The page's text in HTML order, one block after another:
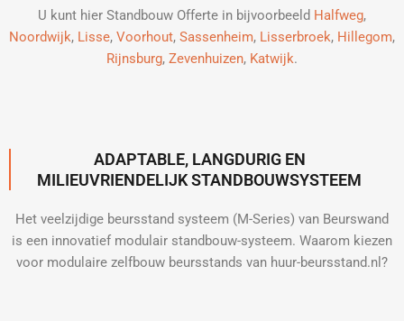
U kunt hier Standbouw Offerte in bijvoorbeeld Halfweg,
Noordwijk, Lisse, Voorhout, Sassenheim, Lisserbroek, Hillegom,
Rijnsburg, Zevenhuizen, Katwijk.
ADAPTABLE, LANGDURIG EN
MILIEUVRIENDELIJK STANDBOUWSYSTEEM
Het veelzijdige beursstand systeem (M-Series) van Beurswand
is een innovatief modulair standbouw-systeem. Waarom kiezen
voor modulaire zelfbouw beursstands van huur-beursstand.nl?